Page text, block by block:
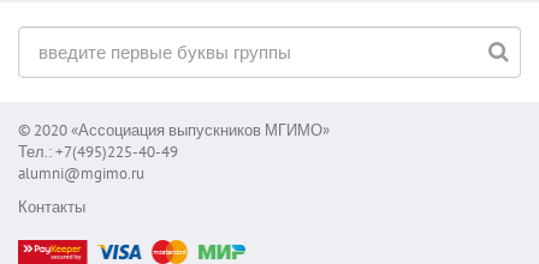
© 2020 «Ассоциация выпускников МГИМО»
Тел.: +7(495)225-40-49
alumni@mgimo.ru
Контакты